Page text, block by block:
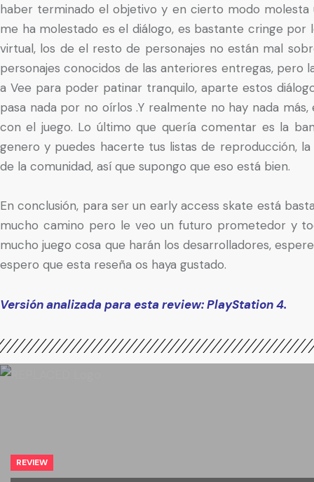
haber terminado el objetivo y en cierto modo
me ha molestado es el diálogo, es bastante cringe
virtual, los de el resto de personajes no están mal
personajes conocidos de las anteriores entregas, pero
a Vee para poder patinar tranquilo, aparte estos
pasa nada por no oírlos .Y realmente no hay nada
con el juego. Lo último que quería comentar es la
genero y puedes hacerte tus listas de reproducción,
de la comunidad, así que supongo que eso está bien.
En conclusión, para ser un early access skate está
mucho camino pero le veo un futuro prometedor y
mucho juego cosa que harán los desarrolladores,
espero que esta reseña os haya gustado.
Versión analizada para esta review: PlayStation 4.
REVIEW